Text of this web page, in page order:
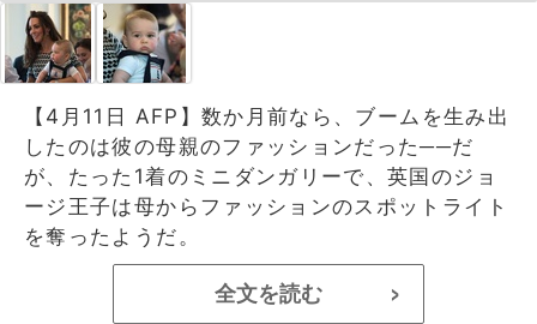
【4月11日 AFP】数か月前なら、ブームを生み出
したのは彼の母親のファッションだった──だ
が、たった1着のミニダンガリーで、英国のジョ
ージ王子は母からファッションのスポットライト
を奪ったようだ。
全文を読む >